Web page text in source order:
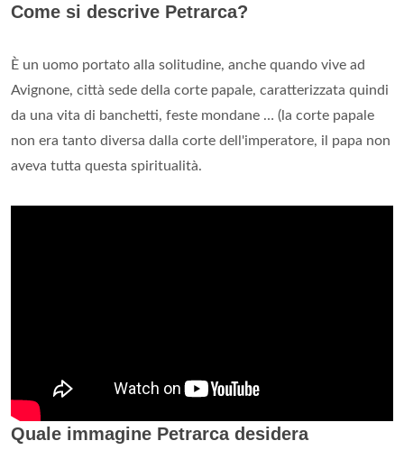
Come si descrive Petrarca?
È un uomo portato alla solitudine, anche quando vive ad
Avignone, città sede della corte papale, caratterizzata quindi
da una vita di banchetti, feste mondane … (la corte papale
non era tanto diversa dalla corte dell'imperatore, il papa non
aveva tutta questa spiritualità.
Quale immagine Petrarca desidera